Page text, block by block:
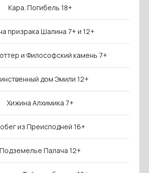
Кара. Погибель 18+
призрака Шалина 7+ и 12+
и Философский камень 7+
дом Эмили 12+
Хижина Алхимика 7+
из Преисподней 16+
Подземелье Палача 12+